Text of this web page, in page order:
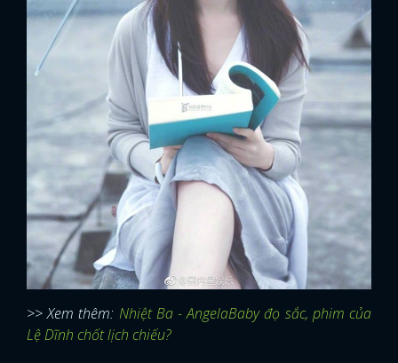
>> Xem thêm: Nhiệt Ba - AngelaBaby đọ sắc, phim của
Lệ Dĩnh chốt lịch chiếu?